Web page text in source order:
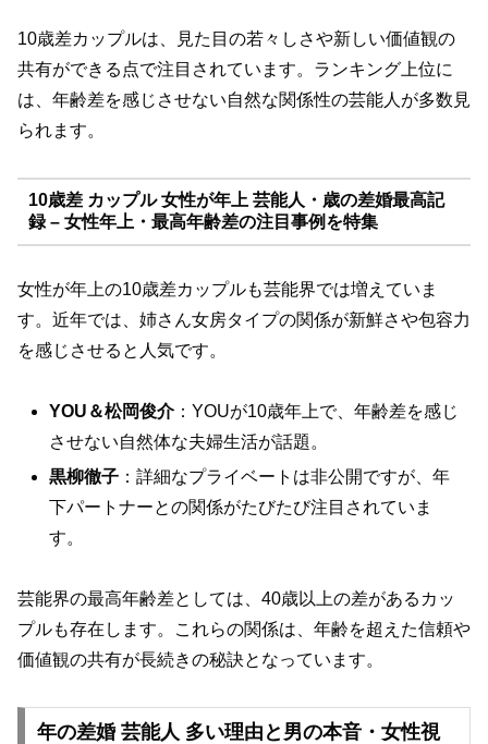
10歳差カップルは、見た目の若々しさや新しい価値観の
共有ができる点で注目されています。ランキング上位に
は、年齢差を感じさせない自然な関係性の芸能人が多数見
られます。
10歳差 カップル 女性が年上 芸能人・歳の差婚最高記
録 – 女性年上・最高年齢差の注目事例を特集
女性が年上の10歳差カップルも芸能界では増えていま
す。近年では、姉さん女房タイプの関係が新鮮さや包容力
を感じさせると人気です。
YOU＆松岡俊介：YOUが10歳年上で、年齢差を感じ
させない自然体な夫婦生活が話題。
黒柳徹子 ：詳細なプライベートは非公開ですが、年
下パートナーとの関係がたびたび注目されていま
す。
芸能界の最高年齢差としては、40歳以上の差があるカッ
プルも存在します。これらの関係は、年齢を超えた信頼や
価値観の共有が長続きの秘訣となっています。
年の差婚 芸能人 多い理由と男の本音・女性視